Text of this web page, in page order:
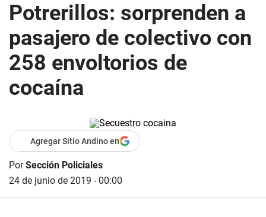
Potrerillos: sorprenden a
pasajero de colectivo con
258 envoltorios de
cocaína
Agregar Sitio Andino en
PorSección Policiales
24 de junio de 2019 - 00:00